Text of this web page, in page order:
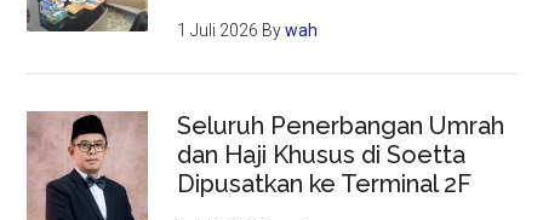
1 Juli 2026 Bywah
Seluruh Penerbangan Umrah
dan Haji Khusus di Soetta
Dipusatkan ke Terminal 2F